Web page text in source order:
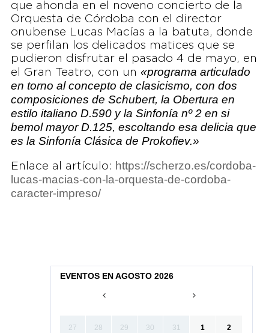
que ahonda en el noveno concierto de la
Orquesta de Córdoba con el director
onubense Lucas Macías a la batuta, donde
se perfilan los delicados matices que se
pudieron disfrutar el pasado 4 de mayo, en
el Gran Teatro, con un «programa articulado
en torno al concepto de clasicismo, con dos
composiciones de Schubert, la Obertura en
estilo italiano D.590 y la Sinfonía nº 2 en si
bemol mayor D.125, escoltando esa delicia que
es la Sinfonía Clásica de Prokofiev.»
Enlace al artículo:
https://scherzo.es/cordoba-
lucas-macias-con-la-orquesta-de-cordoba-
caracter-impreso/
EVENTOS EN AGOSTO 2026
27 28 29 30 31 1 2